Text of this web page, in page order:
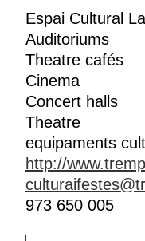
Espai Cultural
Auditoriums
Theatre cafés
Cinema
Concert halls
Theatre
equipaments
http://
973 650 005